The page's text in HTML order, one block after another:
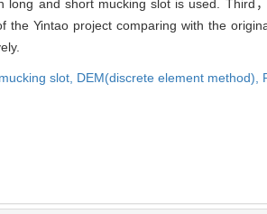
long and short mucking slot is used. Third
the Yintao project comparing with the
mucking slot, DEM(discrete element method),